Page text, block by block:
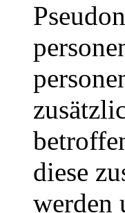
diese
werden